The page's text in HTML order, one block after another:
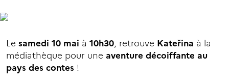
Le samedi 10 mai à 10h30, retrouve Kateřina à la
médiathèque pour une aventure décoiffante au
pays des contes !